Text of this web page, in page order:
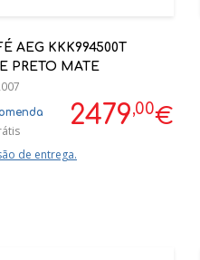
AEG KKK994500T
PRETO MATE
2479,00€
de entrega.